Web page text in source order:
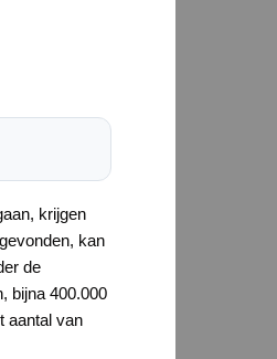
krijgen
kan
de
bijna 400.000
aantal van